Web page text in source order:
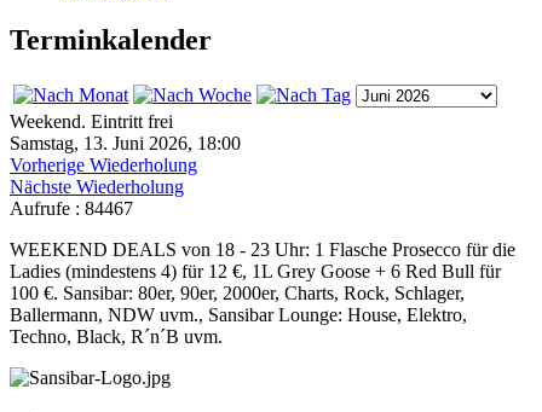
Terminkalender
Weekend. Eintritt frei
Samstag, 13. Juni 2026, 18:00
Vorherige Wiederholung
Nächste Wiederholung
Aufrufe : 84467
WEEKEND DEALS von 18 - 23 Uhr: 1 Flasche Prosecco für die
Ladies (mindestens 4) für 12 €, 1L Grey Goose + 6 Red Bull für
100 €. Sansibar: 80er, 90er, 2000er, Charts, Rock, Schlager,
Ballermann, NDW uvm., Sansibar Lounge: House, Elektro,
Techno, Black, R´n´B uvm.